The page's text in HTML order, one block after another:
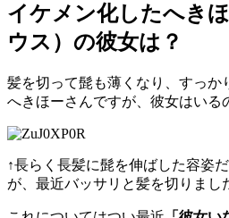
イケメン化したへき
ウス）の彼女は？
髪を切って髭も薄くなり、すっか
へきほーさんですが、彼女はいる
↑長らく長髪に髭を伸ばした容姿
が、最近バッサリと髪を切りまし